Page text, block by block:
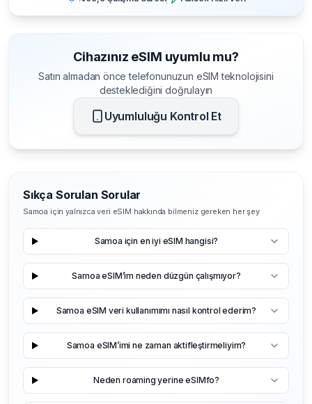
Cihazınız eSIM uyumlu mu?
Satın almadan önce telefonunuzun eSIM teknolojisini
desteklediğini doğrulayın
Uyumluluğu Kontrol Et
Sıkça Sorulan Sorular
Samoa için yalnızca veri eSIM hakkında bilmeniz gereken her şey
Samoa için en iyi eSIM hangisi?
Samoa eSIM’im neden düzgün çalışmıyor?
Samoa eSIM veri kullanımımı nasıl kontrol ederim?
Samoa eSIM’imi ne zaman aktifleştirmeliyim?
Neden roaming yerine eSIMfo?